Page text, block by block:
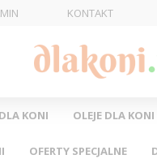
KONTAKT
KONI OLEJE DLA KONI
OFERTY SPECJALNE